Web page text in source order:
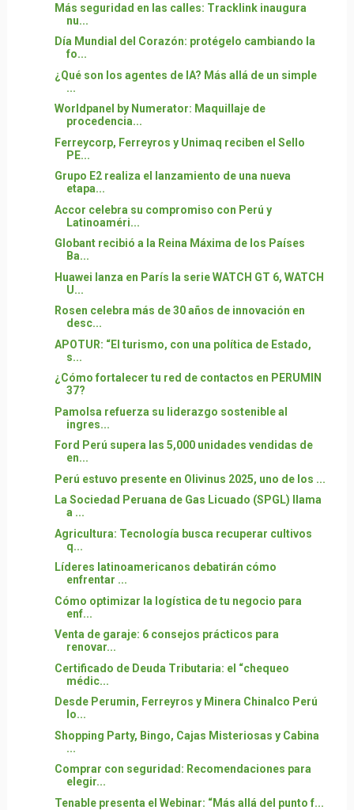
Más seguridad en las calles: Tracklink inaugura
nu...
Día Mundial del Corazón: protégelo cambiando la
fo...
¿Qué son los agentes de IA? Más allá de un simple
...
Worldpanel by Numerator: Maquillaje de
procedencia...
Ferreycorp, Ferreyros y Unimaq reciben el Sello
PE...
Grupo E2 realiza el lanzamiento de una nueva
etapa...
Accor celebra su compromiso con Perú y
Latinoaméri...
Globant recibió a la Reina Máxima de los Países
Ba...
Huawei lanza en París la serie WATCH GT 6, WATCH
U...
Rosen celebra más de 30 años de innovación en
desc...
APOTUR: “El turismo, con una política de Estado,
s...
¿Cómo fortalecer tu red de contactos en PERUMIN
37?
Pamolsa refuerza su liderazgo sostenible al
ingres...
Ford Perú supera las 5,000 unidades vendidas de
en...
Perú estuvo presente en Olivinus 2025, uno de los ...
La Sociedad Peruana de Gas Licuado (SPGL) llama
a ...
Agricultura: Tecnología busca recuperar cultivos
q...
Líderes latinoamericanos debatirán cómo
enfrentar ...
Cómo optimizar la logística de tu negocio para
enf...
Venta de garaje: 6 consejos prácticos para
renovar...
Certificado de Deuda Tributaria: el “chequeo
médic...
Desde Perumin, Ferreyros y Minera Chinalco Perú
lo...
Shopping Party, Bingo, Cajas Misteriosas y Cabina
...
Comprar con seguridad: Recomendaciones para
elegir...
Tenable presenta el Webinar: “Más allá del punto f...